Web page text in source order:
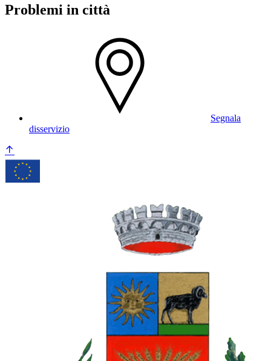
Problemi in città
Segnala
disservizio